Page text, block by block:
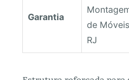
Garantia
de Móveis
RJ